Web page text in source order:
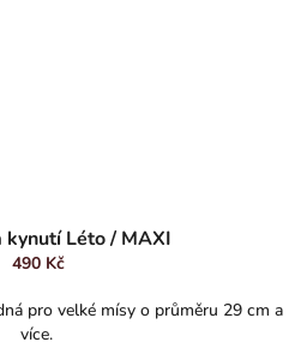
kynutí Léto / MAXI
490 Kč
pro velké mísy o průměru 29 cm a
více.